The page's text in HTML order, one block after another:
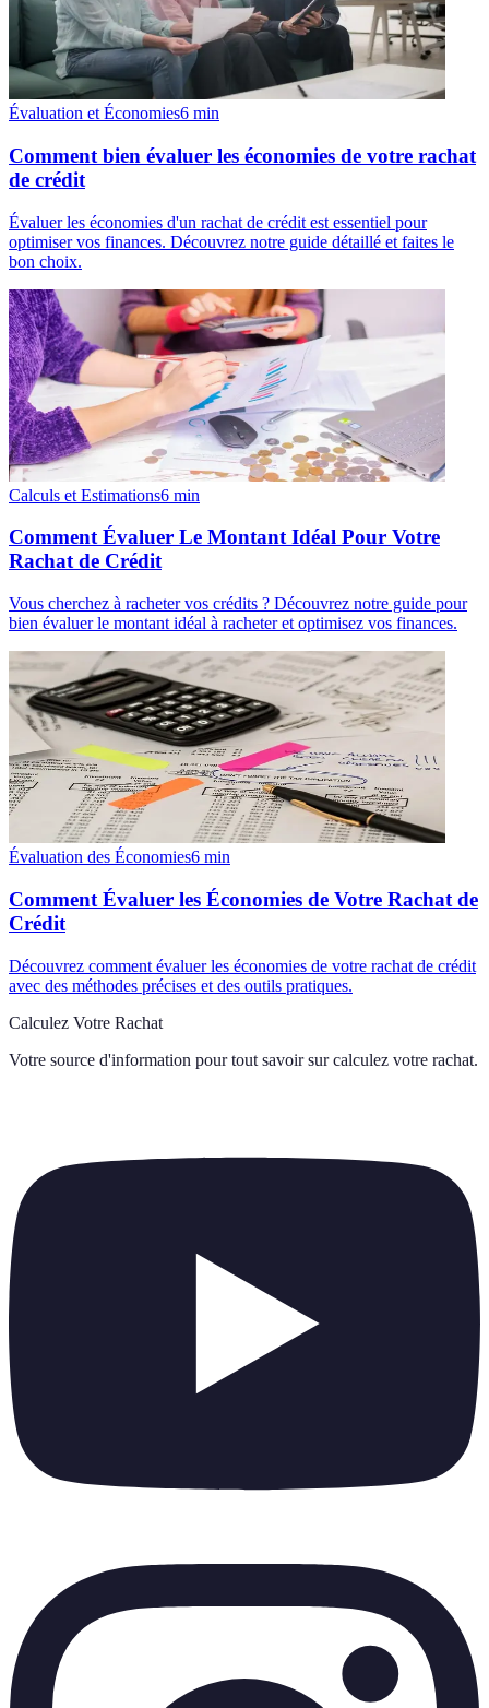
Évaluation et Économies6 min
Comment bien évaluer les économies de votre rachat
de crédit
Évaluer les économies d'un rachat de crédit est essentiel pour
optimiser vos finances. Découvrez notre guide détaillé et faites le
bon choix.
Calculs et Estimations6 min
Comment Évaluer Le Montant Idéal Pour Votre
Rachat de Crédit
Vous cherchez à racheter vos crédits ? Découvrez notre guide pour
bien évaluer le montant idéal à racheter et optimisez vos finances.
Évaluation des Économies6 min
Comment Évaluer les Économies de Votre Rachat de
Crédit
Découvrez comment évaluer les économies de votre rachat de crédit
avec des méthodes précises et des outils pratiques.
Calculez Votre Rachat
Votre source d'information pour tout savoir sur calculez votre rachat.